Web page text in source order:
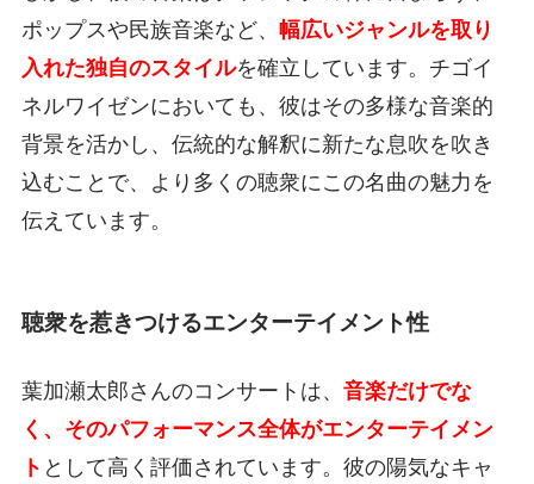
ポップスや民族音楽など、 幅広いジャンルを取り
入れた独自のスタイルを確立しています。チゴイ
ネルワイゼンにおいても、彼はその多様な音楽的
背景を活かし、伝統的な解釈に新たな息吹を吹き
込むことで、より多くの聴衆にこの名曲の魅力を
伝えています。
聴衆を惹きつけるエンターテイメント性
葉加瀬太郎さんのコンサートは、 音楽だけでな
く、そのパフォーマンス全体がエンターテイメン
ト として高く評価されています。彼の陽気なキャ